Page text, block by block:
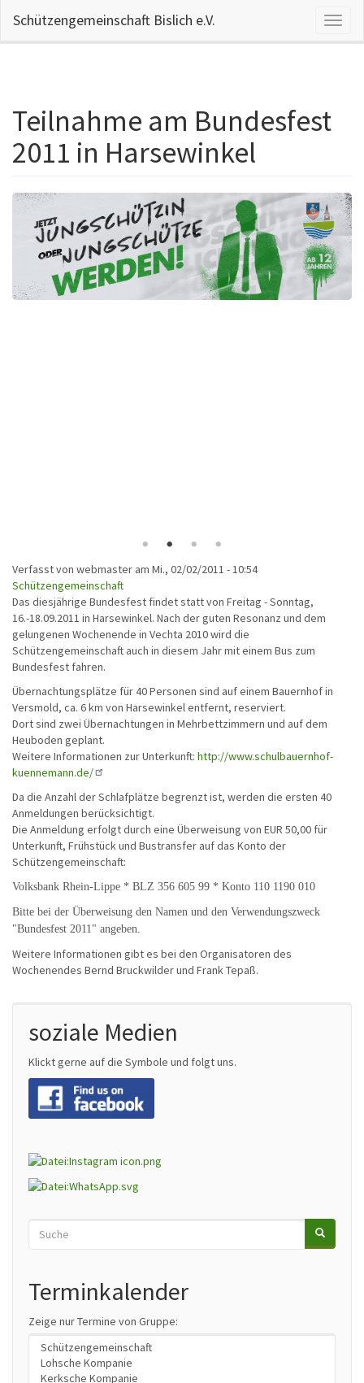
Direkt
zum
Inhalt
Schützengemeinschaft Bislich e.V.
Teilnahme am Bundesfest
2011 in Harsewinkel
Verfasst von webmaster am Mi., 02/02/2011 - 10:54
Schützengemeinschaft
Das diesjährige Bundesfest findet statt von Freitag - Sonntag,
16.-18.09.2011 in Harsewinkel. Nach der guten Resonanz und dem
gelungenen Wochenende in Vechta 2010 wird die
Schützengemeinschaft auch in diesem Jahr mit einem Bus zum
Bundesfest fahren.
Übernachtungsplätze für 40 Personen sind auf einem Bauernhof in
Versmold, ca. 6 km von Harsewinkel entfernt, reserviert.
Dort sind zwei Übernachtungen in Mehrbettzimmern und auf dem
Heuboden geplant.
Weitere Informationen zur Unterkunft: http://www.schulbauernhof-
kuennemann.de/
Da die Anzahl der Schlafplätze begrenzt ist, werden die ersten 40
Anmeldungen berücksichtigt.
Die Anmeldung erfolgt durch eine Überweisung von EUR 50,00 für
Unterkunft, Frühstück und Bustransfer auf das Konto der
Schützengemeinschaft:
Volksbank Rhein-Lippe * BLZ 356 605 99 * Konto 110 1190 010
Bitte bei der Überweisung den Namen und den Verwendungszweck
"Bundesfest 2011" angeben.
Weitere Informationen gibt es bei den Organisatoren des
Wochenendes Bernd Bruckwilder und Frank Tepaß.
soziale Medien
Klickt gerne auf die Symbole und folgt uns.
Search
SUCHE
Terminkalender
Zeige nur Termine von Gruppe: